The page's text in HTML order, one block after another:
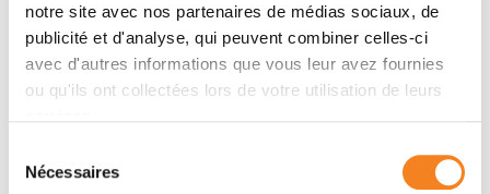
notre site avec nos partenaires de médias sociaux, de
publicité et d'analyse, qui peuvent combiner celles-ci
avec d'autres informations que vous leur avez fournies
ou qu'ils ont collectées lors de votre utilisation de leurs
Nécessaires